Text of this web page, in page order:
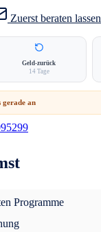
Zuerst beraten lassen
Geld-zurück
14 Tage
gerade an
Programme